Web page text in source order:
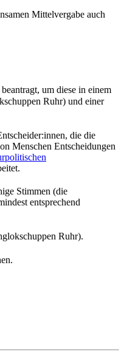
Mittelvergabe auch
um diese in einem
Ruhr) und einer
die die
Menschen Entscheidungen
Stimmen (die
entsprechend
Ruhr).